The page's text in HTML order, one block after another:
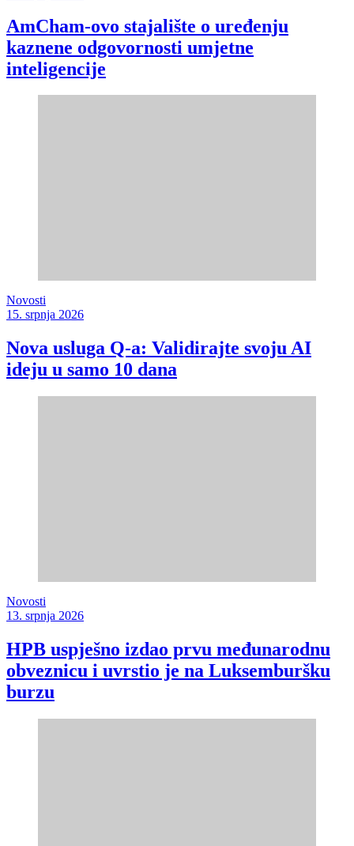
AmCham-ovo stajalište o uređenju
kaznene odgovornosti umjetne
inteligencije
Novosti
15. srpnja 2026
Nova usluga Q-a: Validirajte svoju AI
ideju u samo 10 dana
Novosti
13. srpnja 2026
HPB uspješno izdao prvu međunarodnu
obveznicu i uvrstio je na Luksemburšku
burzu